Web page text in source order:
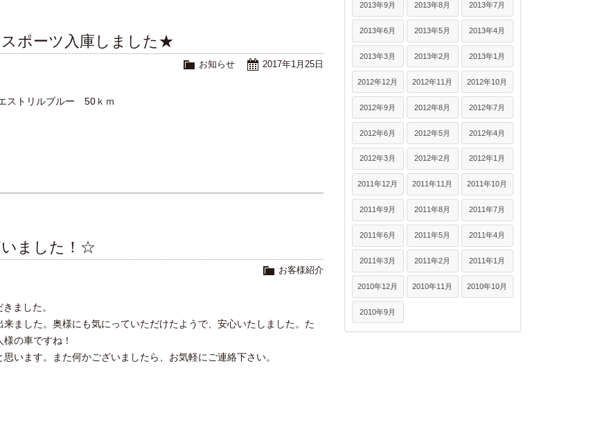
ポーツ入庫しました★
2017年1月25日
お知らせ
トリルブルー 50ｋｍ
ました！☆
お客様紹介
ました。
ました。奥様にも気にっていただけたようで、安心いたしました。た
の車ですね！
います。また何かございましたら、お気軽にご連絡下さい。
2013年9月 2013年8月 2013年7月
2013年6月 2013年5月 2013年4月
2013年3月 2013年2月 2013年1月
2012年12月 2012年11月 2012年10月
2012年9月 2012年8月 2012年7月
2012年6月 2012年5月 2012年4月
2012年3月 2012年2月 2012年1月
2011年12月 2011年11月 2011年10月
2011年9月 2011年8月 2011年7月
2011年6月 2011年5月 2011年4月
2011年3月 2011年2月 2011年1月
2010年12月 2010年11月 2010年10月
2010年9月